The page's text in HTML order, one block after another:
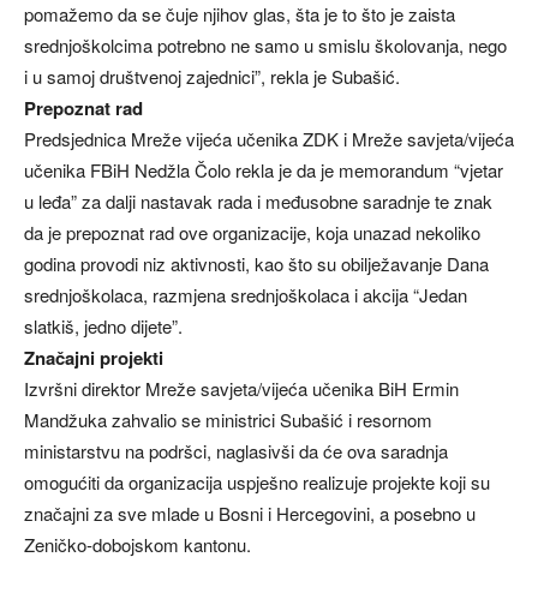
pomažemo da se čuje njihov glas, šta je to što je zaista
srednjoškolcima potrebno ne samo u smislu školovanja, nego
i u samoj društvenoj zajednici”, rekla je Subašić.
Prepoznat rad
Predsjednica Mreže vijeća učenika ZDK i Mreže savjeta/vijeća
učenika FBiH Nedžla Čolo rekla je da je memorandum “vjetar
u leđa” za dalji nastavak rada i međusobne saradnje te znak
da je prepoznat rad ove organizacije, koja unazad nekoliko
godina provodi niz aktivnosti, kao što su obilježavanje Dana
srednjoškolaca, razmjena srednjoškolaca i akcija “Jedan
slatkiš, jedno dijete”.
Značajni projekti
Izvršni direktor Mreže savjeta/vijeća učenika BiH Ermin
Mandžuka zahvalio se ministrici Subašić i resornom
ministarstvu na podršci, naglasivši da će ova saradnja
omogućiti da organizacija uspješno realizuje projekte koji su
značajni za sve mlade u Bosni i Hercegovini, a posebno u
Zeničko-dobojskom kantonu.